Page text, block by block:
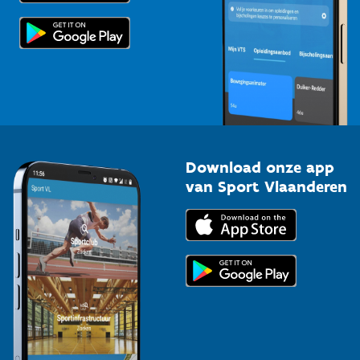
Topsporters
Download onze app
van Sport Vlaanderen